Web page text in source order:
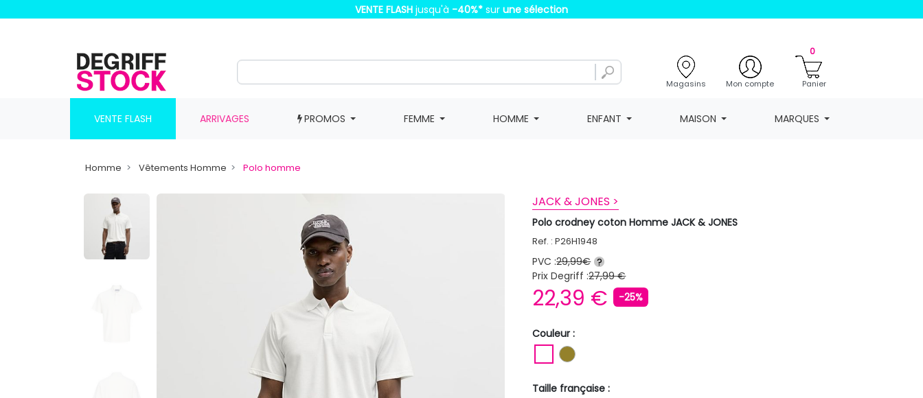
VENTE FLASH jusqu'à -40%* sur une sélection
Magasins Mon compte
0
Panier
VENTE FLASH ARRIVAGES PROMOS FEMME HOMME ENFANT MAISON MARQUES
Homme Vêtements Homme Polo homme
JACK & JONES >
Polo crodney coton Homme JACK & JONES
Ref. : P26H1948
PVC :29,99€ ?
Prix Degriff :27,99 €
22,39 € -25%
Couleur :
BLANCKAKI
Taille française :